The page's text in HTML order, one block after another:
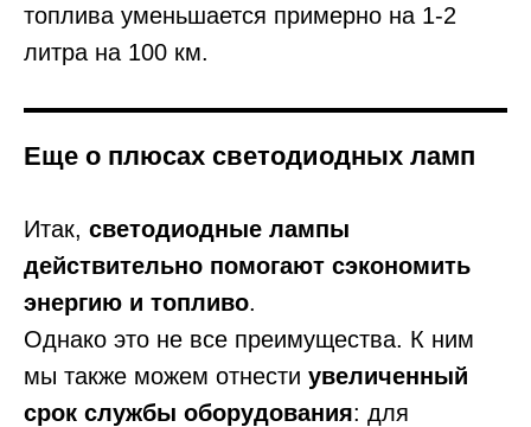
топлива уменьшается примерно на 1-2
литра на 100 км.
Еще о плюсах светодиодных ламп
Итак, светодиодные лампы
действительно помогают сэкономить
энергию и топливо.
Однако это не все преимущества. К ним
мы также можем отнести увеличенный
срок службы оборудования: для